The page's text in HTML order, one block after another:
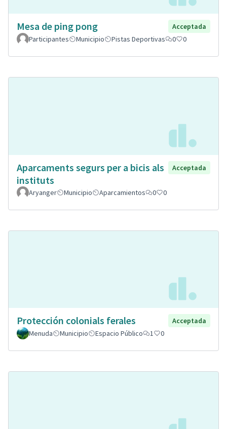
Mesa de ping pong
Acceptada
Participantes
Municipio Pistas Deportivas 0 0
Aparcaments segurs per a bicis als
instituts
Acceptada
Aryanger Municipio Aparcamientos 0 0
Protección colonials ferales
Acceptada
Menuda
Municipio Espacio Público 1 0